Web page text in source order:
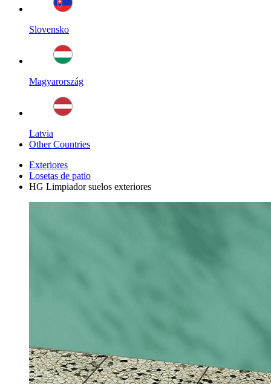
Slovensko
Magyarország
Latvia
Other Countries
Exteriores
Losetas de patio
HG Limpiador suelos exteriores